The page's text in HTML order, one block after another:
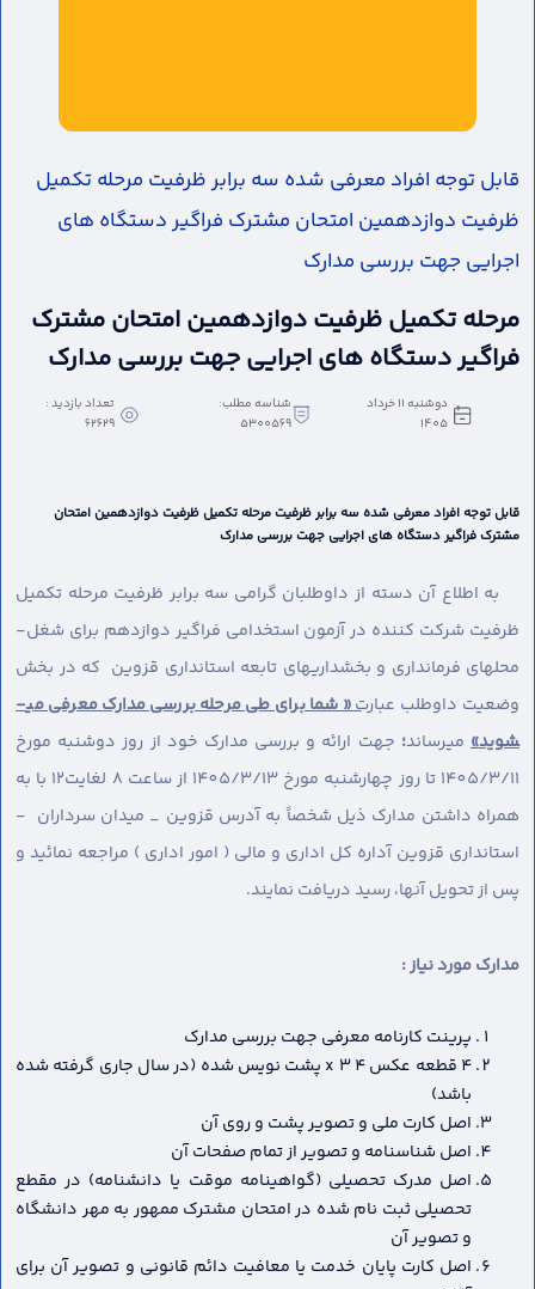
قابل توجه افراد معرفی شده سه برابر ظرفیت مرحله تکمیل
ظرفیت دوازدهمین امتحان مشترک فراگیر دستگاه های
اجرایی جهت بررسی مدارک
مرحله تکمیل ظرفیت دوازدهمین امتحان مشترک
فراگیر دستگاه های اجرایی جهت بررسی مدارک
دوشنبه 11 خرداد
1405
شناسه مطلب:
5300569
تعداد بازدید :
62629
قابل توجه افراد معرفی شده سه برابر ظرفیت مرحله تکمیل ظرفیت دوازدهمین امتحان
مشترک فراگیر دستگاه های اجرایی جهت بررسی مدارک
به اطلاع آن دسته از داوطلبان گرامی سه برابر ظرفیت مرحله تکمیل
ظرفیت شرکت کننده در آزمون استخدامی فراگیر دوازدهم برای شغل-
محل­های فرمانداری و بخشداریهای تابعه استانداری قزوین که در بخش
وضعیت داوطلب عبارت« شما برای طی مرحله بررسی مدارک معرفی می­
شوید»می­رساند؛ جهت ارائه و بررسی مدارک خود از روز دوشنبه مورخ
1405/3/11 تا روز چهارشنبه مورخ 1405/3/13 از ساعت 8 لغایت12 با به
همراه داشتن مدارک ذیل شخصاً به آدرس قزوین _ میدان سرداران -
استانداری قزوین آداره کل اداری و مالی ( امور اداری ) مراجعه نمائید و
پس از تحویل آنها، رسید دریافت نمایند.
مدارک مورد نیاز :
پرینت کارنامه معرفی جهت بررسی مدارک
4 قطعه عکس 4 x 3 پشت نویس شده (در سال جاری گرفته شده
باشد)
اصل کارت ملی و تصویر پشت و روی آن
اصل شناسنامه و تصویر از تمام صفحات آن
اصل مدرک تحصیلی (گواهینامه موقت یا دانشنامه) در مقطع
تحصیلی ثبت نام شده در امتحان مشترک ممهور به مهر دانشگاه
و تصویر آن
اصل کارت پایان خدمت یا معافیت دائم قانونی و تصویر آن برای